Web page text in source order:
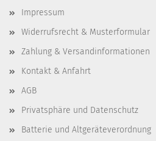
Impressum
Widerrufsrecht & Musterformular
Zahlung & Versandinformationen
Kontakt & Anfahrt
AGB
Privatsphäre und Datenschutz
Batterie und Altgeräteverordnung